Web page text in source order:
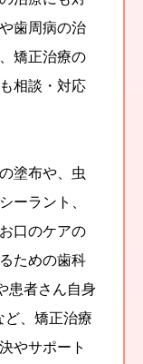
歯周病の治
矯正治療の
相談・対応
塗布や、虫
ーラント、
口のケアの
ための歯科
患者さん自身
ど、矯正治療
やサポート